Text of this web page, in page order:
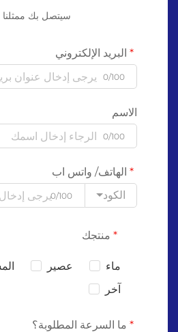
سيتصل بك ممثلنا
البريد الإلكتروني
0/100
الاسم
0/100
الهاتف/ واتس اب
الكود
0/100
منتجك
ماء عصير
آخر
ما السرعة المطلوبة؟